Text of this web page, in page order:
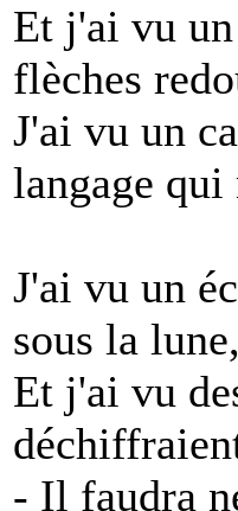
Et j'ai vu
flèches
J'ai vu un
langage qui
J'ai vu un
sous la lune,
Et j'ai vu
- Il faudra